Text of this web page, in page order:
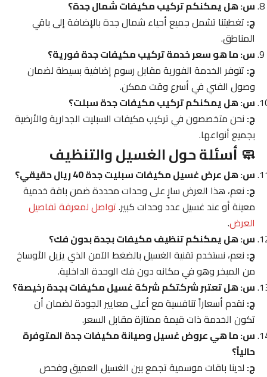
س: هل يمكنكم تركيب مكيفات شمال جدة؟
ج: تغطيتنا تشمل جميع أحياء شمال جدة بالإضافة إلى باقي
المناطق.
س: ما هو سعر خدمة تركيب مكيفات جدة فورية؟
ج: تتوفر الخدمة الفورية مقابل رسوم إضافية بسيطة لضمان
وصول الفني في أسرع وقت ممكن.
س: هل يمكنكم تركيب مكيفات جدة سبلت؟
ج: نحن متخصصون في تركيب مكيفات السبليت الجدارية والأرضية
بجميع أنواعها.
🧼 أسئلة حول الغسيل والتنظيف
س: هل عرض غسيل مكيفات سبليت جدة 40 ريال حقيقي؟
ج: نعم، هذا العرض سارٍ على وحدات محددة ضمن باقة خدمية
معينة أو عند غسيل عدد وحدات كبير.تواصل لمعرفة تفاصيل
العرض.
س: هل يمكنكم تنظيف مكيفات بجدة بدون فك؟
ج: نعم، نستخدم تقنية الغسيل بالضغط الآمن الذي يزيل الأوساخ
من المبخر وهو في مكانه دون فك الوحدة الداخلية.
س: هل تعتبر شركتكم شركة غسيل مكيفات بجدة رخيصة؟
ج: نقدم أسعاراً تنافسية مع أعلى معايير الجودة لضمان أن
تكون الخدمة ذات قيمة ممتازة مقابل السعر.
س: ما هي عروض غسيل وصيانة مكيفات جدة المتوفرة
حالياً؟
ج: لدينا باقات موسمية تجمع بين الغسيل العميق وفحص